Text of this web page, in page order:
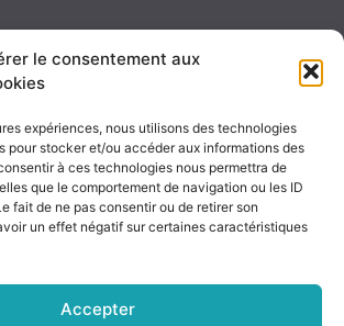
le consentement aux
expériences, nous utilisons des technologies
pour stocker et/ou accéder aux informations des
à ces technologies nous permettra de
que le comportement de navigation ou les ID
fait de ne pas consentir ou de retirer son
un effet négatif sur certaines caractéristiques
Accepter